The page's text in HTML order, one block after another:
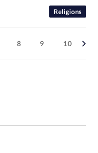
Religions
8 9 10